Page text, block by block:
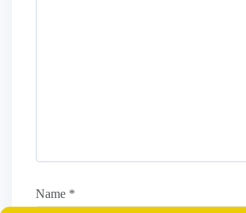
Name *